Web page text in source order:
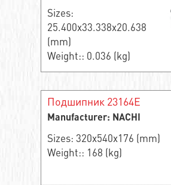
Sizes:
25.400x33.338x20.638
(mm)
Weight:: 0.036 (kg)
Подшипник 23164E
Manufacturer: NACHI
Sizes: 320x540x176 (mm)
Weight:: 168 (kg)